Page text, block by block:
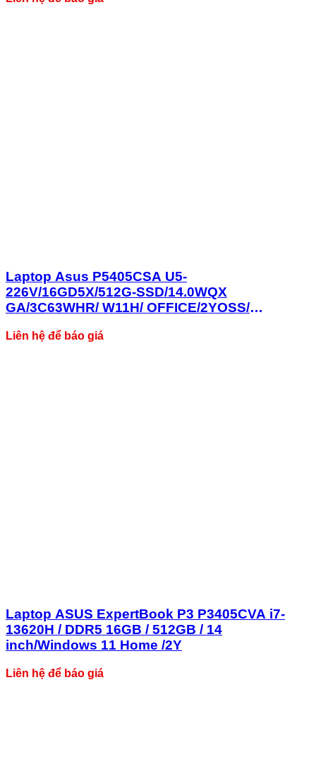
Laptop Asus P5405CSA U5-
226V/16GD5X/512G-SSD/14.0WQX
GA/3C63WHR/ W11H/ OFFICE/2YOSS/
Liên hệ để báo giá
Laptop ASUS ExpertBook P3 P3405CVA i7-
13620H / DDR5 16GB / 512GB / 14
inch/Windows 11 Home /2Y
Liên hệ để báo giá